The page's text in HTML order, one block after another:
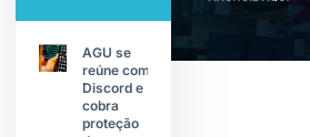
AGU se
reúne com
Discord e
cobra
proteção